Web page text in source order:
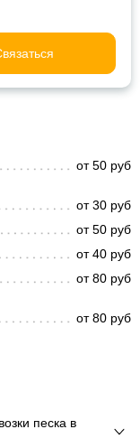
от 50 руб
от 30 руб
от 50 руб
от 40 руб
от 80 руб
от 80 руб
песка в